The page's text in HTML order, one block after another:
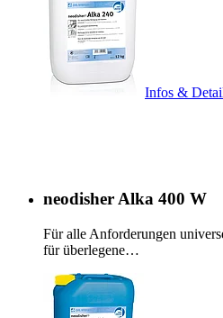
Infos &
neodisher Alka 400 W
Für alle Anforderungen
für überlegene…